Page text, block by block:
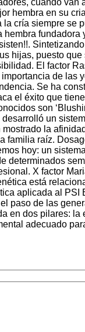
cuando
hembra en su
cría siempre
hijas, puesto
El factor
de
Se ha
el éxito que
son
un
la
raíz.
hoy: un
X factor
está
aplicada al
paso de las
en dos pilares:
adecuado